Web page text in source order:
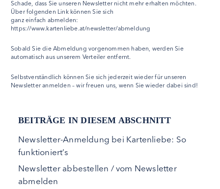
Schade, dass Sie unseren Newsletter nicht mehr erhalten möchten.
Über folgenden Link können Sie sich
ganz einfach abmelden:
https://www.kartenliebe.at/newsletter/abmeldung
Sobald Sie die Abmeldung vorgenommen haben, werden Sie
automatisch aus unserem Verteiler entfernt.
Selbstverständlich können Sie sich jederzeit wieder für unseren
Newsletter anmelden – wir freuen uns, wenn Sie wieder dabei sind!
BEITRÄGE IN DIESEM ABSCHNITT
Newsletter-Anmeldung bei Kartenliebe: So
funktioniert’s
Newsletter abbestellen / vom Newsletter
abmelden